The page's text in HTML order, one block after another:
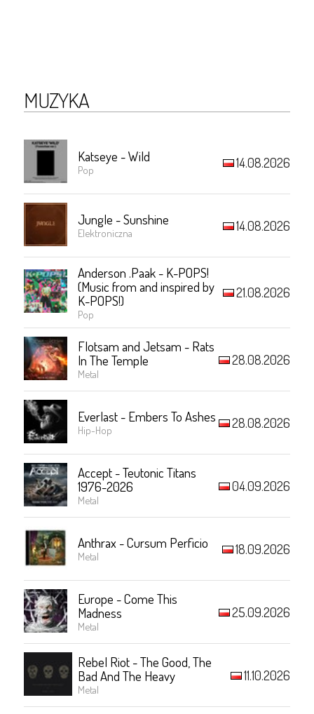
MUZYKA
Katseye - Wild
Pop 14.08.2026
Jungle - Sunshine
Elektroniczna 14.08.2026
Anderson .Paak - K-POPS!
(Music from and inspired by
K-POPS!)
Pop
21.08.2026
Flotsam and Jetsam - Rats
In The Temple
Metal
28.08.2026
Everlast - Embers To Ashes
Hip-Hop 28.08.2026
Accept - Teutonic Titans
1976-2026
Metal
04.09.2026
Anthrax - Cursum Perficio
Metal 18.09.2026
Europe - Come This
Madness
Metal
25.09.2026
Rebel Riot - The Good, The
Bad And The Heavy
Metal
11.10.2026